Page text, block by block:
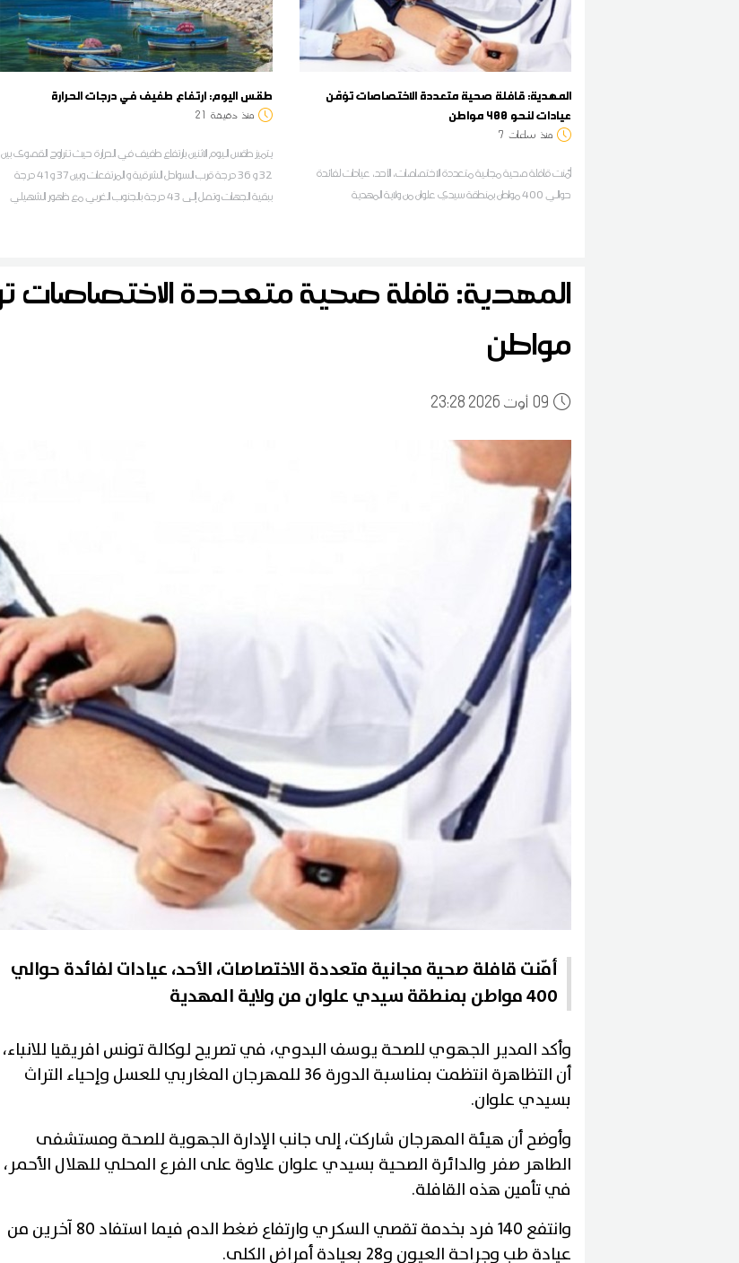
طقس اليوم: ارتفاع طفيف في درجات الحرارة
منذ دقيقة 21
يتميز طقس اليوم الاثنين بارتفاع طفيف في الحرارة حيث تتراوح القصوى بين
32 و 36 درجة قرب السواحل الشرقية و المرتفعات وبين 37 و 41 درجة
ببقية الجهات وتصل إلى 43 درجة بالجنوب الغربي مع ظهور الشهيلي
المهدية: قافلة صحية متعددة الاختصاصات تؤمّن
عيادات لنحو 400 مواطن
منذ ساعات 7
أمّنت قافلة صحية مجانية متعددة الاختصاصات، الأحد، عيادات لفائدة
حوالي 400 مواطن بمنطقة سيدي علوان من ولاية المهدية
مواطن
0923:28 2026 أوت
أمّنت قافلة صحية مجانية متعددة الاختصاصات، الأحد، عيادات لفائدة حوالي
400 مواطن بمنطقة سيدي علوان من ولاية المهدية
وأكد المدير الجهوي للصحة يوسف البدوي، في تصريح لوكالة تونس افريقيا للانباء،
أن التظاهرة انتظمت بمناسبة الدورة 36 للمهرجان المغاربي للعسل وإحياء التراث
بسيدي علوان.
وأوضح أن هيئة المهرجان شاركت، إلى جانب الإدارة الجهوية للصحة ومستشفى
الطاهر صفر والدائرة الصحية بسيدي علوان علاوة على الفرع المحلي للهلال الأحمر،
في تأمين هذه القافلة.
وانتفع 140 فرد بخدمة تقصي السكري وارتفاع ضغط الدم فيما استفاد 80 آخرين من
عيادة طب وجراحة العيون و28 بعيادة أمراض الكلى.